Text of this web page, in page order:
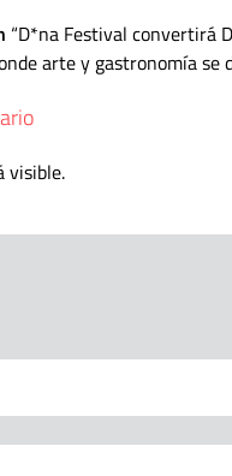
D*na Festival convertirá
arte y gastronomía se
visible.